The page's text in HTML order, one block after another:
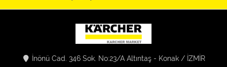
İnönü Cad. 346 Sok. No:23/A Altıntaş - Konak / İZMİR